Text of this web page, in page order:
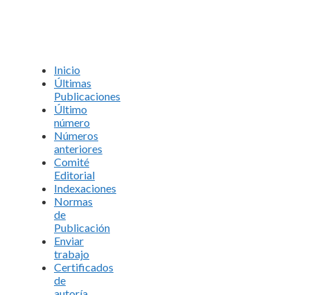
Inicio
Últimas
Publicaciones
Último
número
Números
anteriores
Comité
Editorial
Indexaciones
Normas
de
Publicación
Enviar
trabajo
Certificados
de